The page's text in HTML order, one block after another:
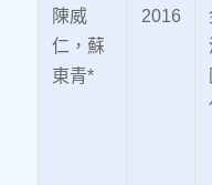
陳威
仁，蘇
東青*
2016